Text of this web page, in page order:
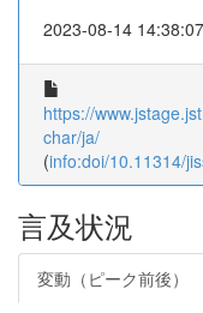
2023-08-14 14:38:07
https://
char/ja/
(info:doi/10.11314/
言及状況
変動（ピーク前後）